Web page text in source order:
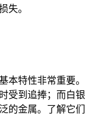
失。
本特性非常重要。
受到追捧；而白银
的金属。了解它们